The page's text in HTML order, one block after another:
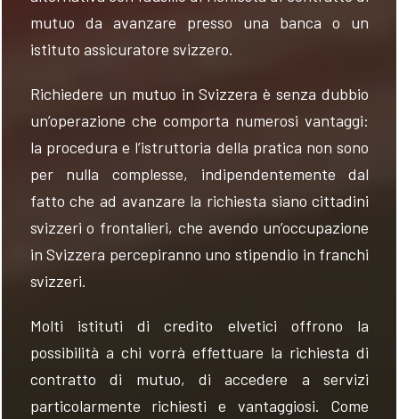
mutuo da avanzare presso una banca o un
istituto assicuratore svizzero.
Richiedere un mutuo in Svizzera è senza dubbio
un’operazione che comporta numerosi vantaggi:
la procedura e l’istruttoria della pratica non sono
per nulla complesse, indipendentemente dal
fatto che ad avanzare la richiesta siano cittadini
svizzeri o frontalieri, che avendo un’occupazione
in Svizzera percepiranno uno stipendio in franchi
svizzeri.
Molti istituti di credito elvetici offrono la
possibilità a chi vorrà effettuare la richiesta di
contratto di mutuo, di accedere a servizi
particolarmente richiesti e vantaggiosi. Come